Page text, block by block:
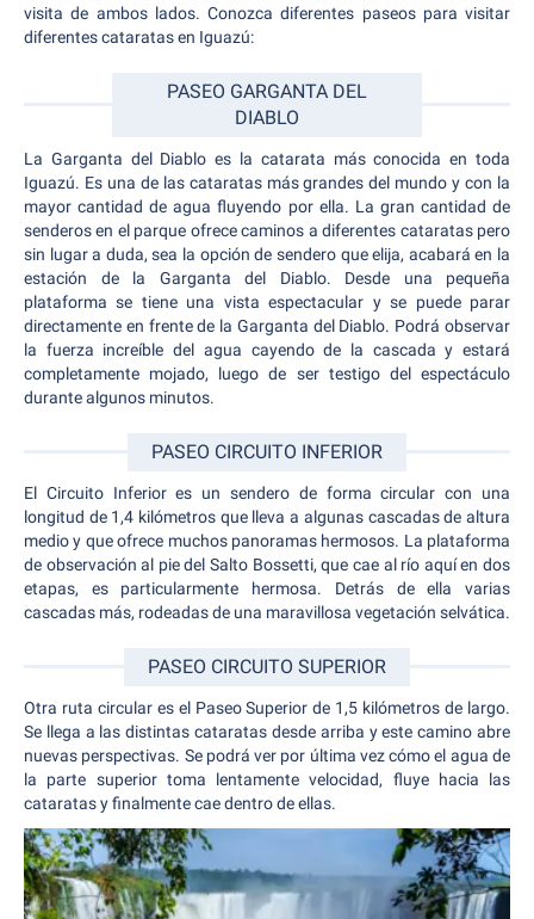
visita de ambos lados. Conozca diferentes paseos para visitar
diferentes cataratas en Iguazú:
PASEO GARGANTA DEL
DIABLO
La Garganta del Diablo es la catarata más conocida en toda
Iguazú. Es una de las cataratas más grandes del mundo y con la
mayor cantidad de agua fluyendo por ella. La gran cantidad de
senderos en el parque ofrece caminos a diferentes cataratas pero
sin lugar a duda, sea la opción de sendero que elija, acabará en la
estación de la Garganta del Diablo. Desde una pequeña
plataforma se tiene una vista espectacular y se puede parar
directamente en frente de la Garganta del Diablo. Podrá observar
la fuerza increíble del agua cayendo de la cascada y estará
completamente mojado, luego de ser testigo del espectáculo
durante algunos minutos.
PASEO CIRCUITO INFERIOR
El Circuito Inferior es un sendero de forma circular con una
longitud de 1,4 kilómetros que lleva a algunas cascadas de altura
medio y que ofrece muchos panoramas hermosos. La plataforma
de observación al pie del Salto Bossetti, que cae al río aquí en dos
etapas, es particularmente hermosa. Detrás de ella varias
cascadas más, rodeadas de una maravillosa vegetación selvática.
PASEO CIRCUITO SUPERIOR
Otra ruta circular es el Paseo Superior de 1,5 kilómetros de largo.
Se llega a las distintas cataratas desde arriba y este camino abre
nuevas perspectivas. Se podrá ver por última vez cómo el agua de
la parte superior toma lentamente velocidad, fluye hacia las
cataratas y finalmente cae dentro de ellas.